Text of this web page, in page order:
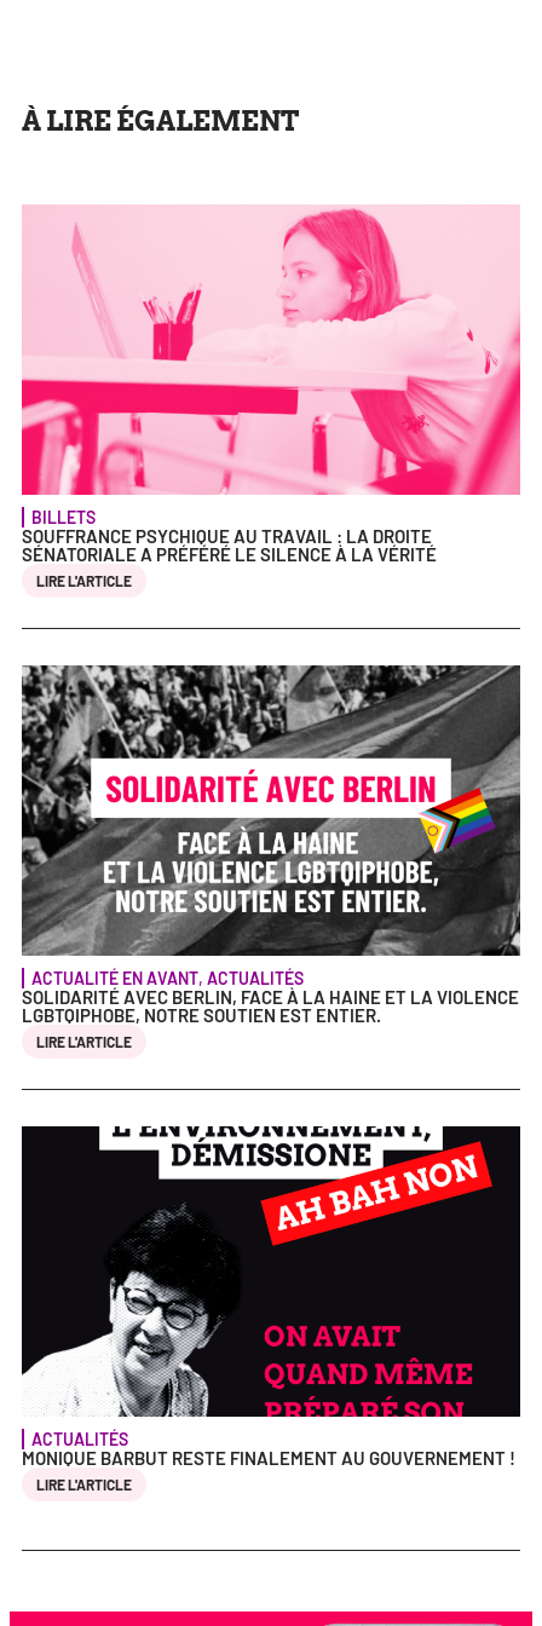
À LIRE ÉGALEMENT
BILLETS
SOUFFRANCE PSYCHIQUE AU TRAVAIL : LA DROITE
SÉNATORIALE A PRÉFÉRÉ LE SILENCE À LA VÉRITÉ
LIRE L'ARTICLE
ACTUALITÉ EN AVANT, ACTUALITÉS
SOLIDARITÉ AVEC BERLIN, FACE À LA HAINE ET LA VIOLENCE
LGBTQIPHOBE, NOTRE SOUTIEN EST ENTIER.
LIRE L'ARTICLE
ACTUALITÉS
MONIQUE BARBUT RESTE FINALEMENT AU GOUVERNEMENT !
LIRE L'ARTICLE